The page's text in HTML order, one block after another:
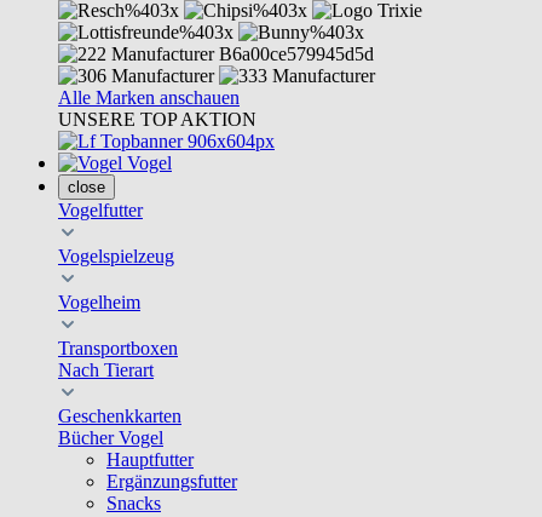
Alle Marken anschauen
UNSERE TOP AKTION
Vogel
close
Vogelfutter
Vogelspielzeug
Vogelheim
Transportboxen
Nach Tierart
Geschenkkarten
Bücher Vogel
Hauptfutter
Ergänzungsfutter
Snacks